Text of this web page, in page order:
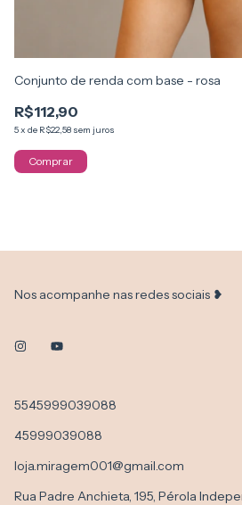
Conjunto de renda com base - rosa
R$112,90
5x de R$22,58 sem juros
Comprar
Nos acompanhe nas redes sociais ❥
5545999039088
45999039088
loja.miragem001@gmail.com
Rua Padre Anchieta, 195, Pérola